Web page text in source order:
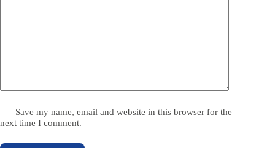
Save my name, email and website in this browser for the
next time I comment.